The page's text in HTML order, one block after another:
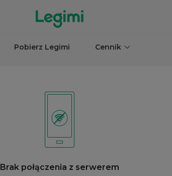
Pobierz Legimi Cennik
Brak połączenia z serwerem